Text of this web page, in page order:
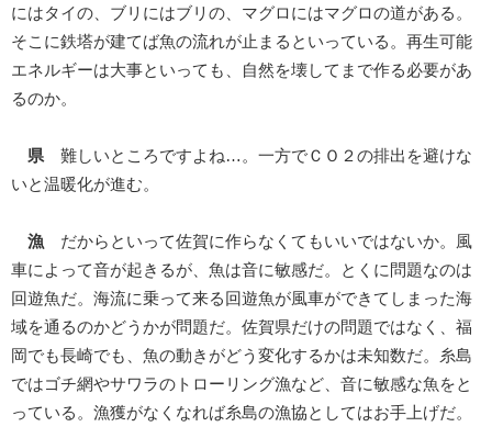
にはタイの、ブリにはブリの、マグロにはマグロの道がある。
そこに鉄塔が建てば魚の流れが止まるといっている。再生可能
エネルギーは大事といっても、自然を壊してまで作る必要があ
るのか。
県 難しいところですよね…。一方でＣＯ２の排出を避けな
いと温暖化が進む。
漁 だからといって佐賀に作らなくてもいいではないか。風
車によって音が起きるが、魚は音に敏感だ。とくに問題なのは
回遊魚だ。海流に乗って来る回遊魚が風車ができてしまった海
域を通るのかどうかが問題だ。佐賀県だけの問題ではなく、福
岡でも長崎でも、魚の動きがどう変化するかは未知数だ。糸島
ではゴチ網やサワラのトローリング漁など、音に敏感な魚をと
っている。漁獲がなくなれば糸島の漁協としてはお手上げだ。